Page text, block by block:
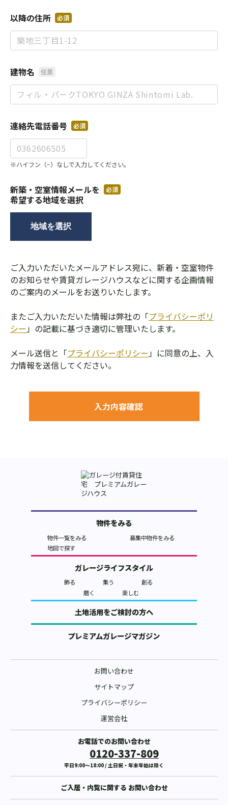
必須
以降の住所
任意
建物名
必須
連絡先電話番号
※ハイフン（−）なしで入力してください。
必須
新築・空室情報メールを
希望する地域を選択
地域を選択
ご入力いただいたメールアドレス宛に、新着・空室物件
のお知らせや賃貸ガレージハウスなどに関する企画情報
のご案内のメールをお送りいたします。
またご入力いただいた情報は弊社の「プライバシーポリ
シー 」の記載に基づき適切に管理いたします。
メール送信と「プライバシーポリシー 」に同意の上、入
力情報を送信してください。
物件をみる
物件一覧をみる
募集中物件をみる
地図で探す
ガレージライフスタイル
飾る 集う
創る
磨く
楽しむ
土地活用をご検討の方へ
プレミアムガレージマガジン
お問い合わせ
サイトマップ
プライバシーポリシー
運営会社
お電話でのお問い合わせ
0120-337-809
平日9:00〜18:00 / 土日祝・年末年始は除く
ご入居・内覧に関する お問い合わせ